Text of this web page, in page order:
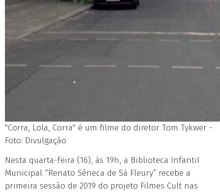
"Corra, Lola, Corra" é um filme do diretor Tom Tykwer -
Foto: Divulgação
Nesta quarta-feira (16), às 19h, a Biblioteca Infantil
Municipal “Renato Sêneca de Sá Fleury” recebe a
primeira sessão de 2019 do projeto Filmes Cult nas